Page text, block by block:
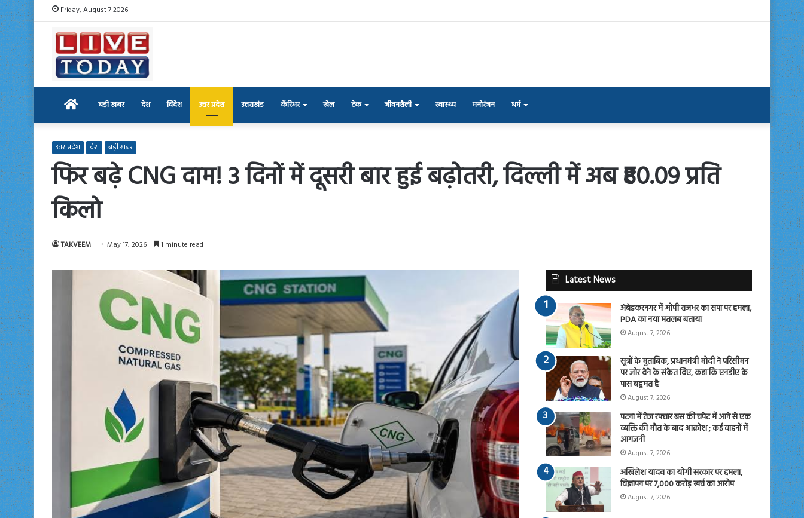
Friday, August 7 2026
Home बड़ी खबर देश विदेश उत्तर प्रदेश उत्तराखंड कॅरिअर खेल टेक जीवनशैली स्वास्थ्य मनोरंजन धर्म
उत्तर प्रदेश देश बड़ी खबर
फिर बढ़े CNG दाम! 3 दिनों में दूसरी बार हुई बढ़ोतरी, दिल्ली में अब ₹80.09 प्रति
किलो
TAKVEEM May 17, 2026 1 minute read
Latest News
अंबेडकरनगर में ओपी राजभर का सपा पर हमला,
PDA का नया मतलब बताया
August 7, 2026
सूत्रों के मुताबिक, प्रधानमंत्री मोदी ने परिसीमन
पर जोर देने के संकेत दिए, कहा कि एनडीए के
पास बहुमत है
August 7, 2026
पटना में तेज रफ्तार बस की चपेट में आने से एक
व्यक्ति की मौत के बाद आक्रोश ; कई वाहनों में
आगजनी
August 7, 2026
अखिलेश यादव का योगी सरकार पर हमला,
विज्ञापन पर 7,000 करोड़ खर्च का आरोप
August 7, 2026